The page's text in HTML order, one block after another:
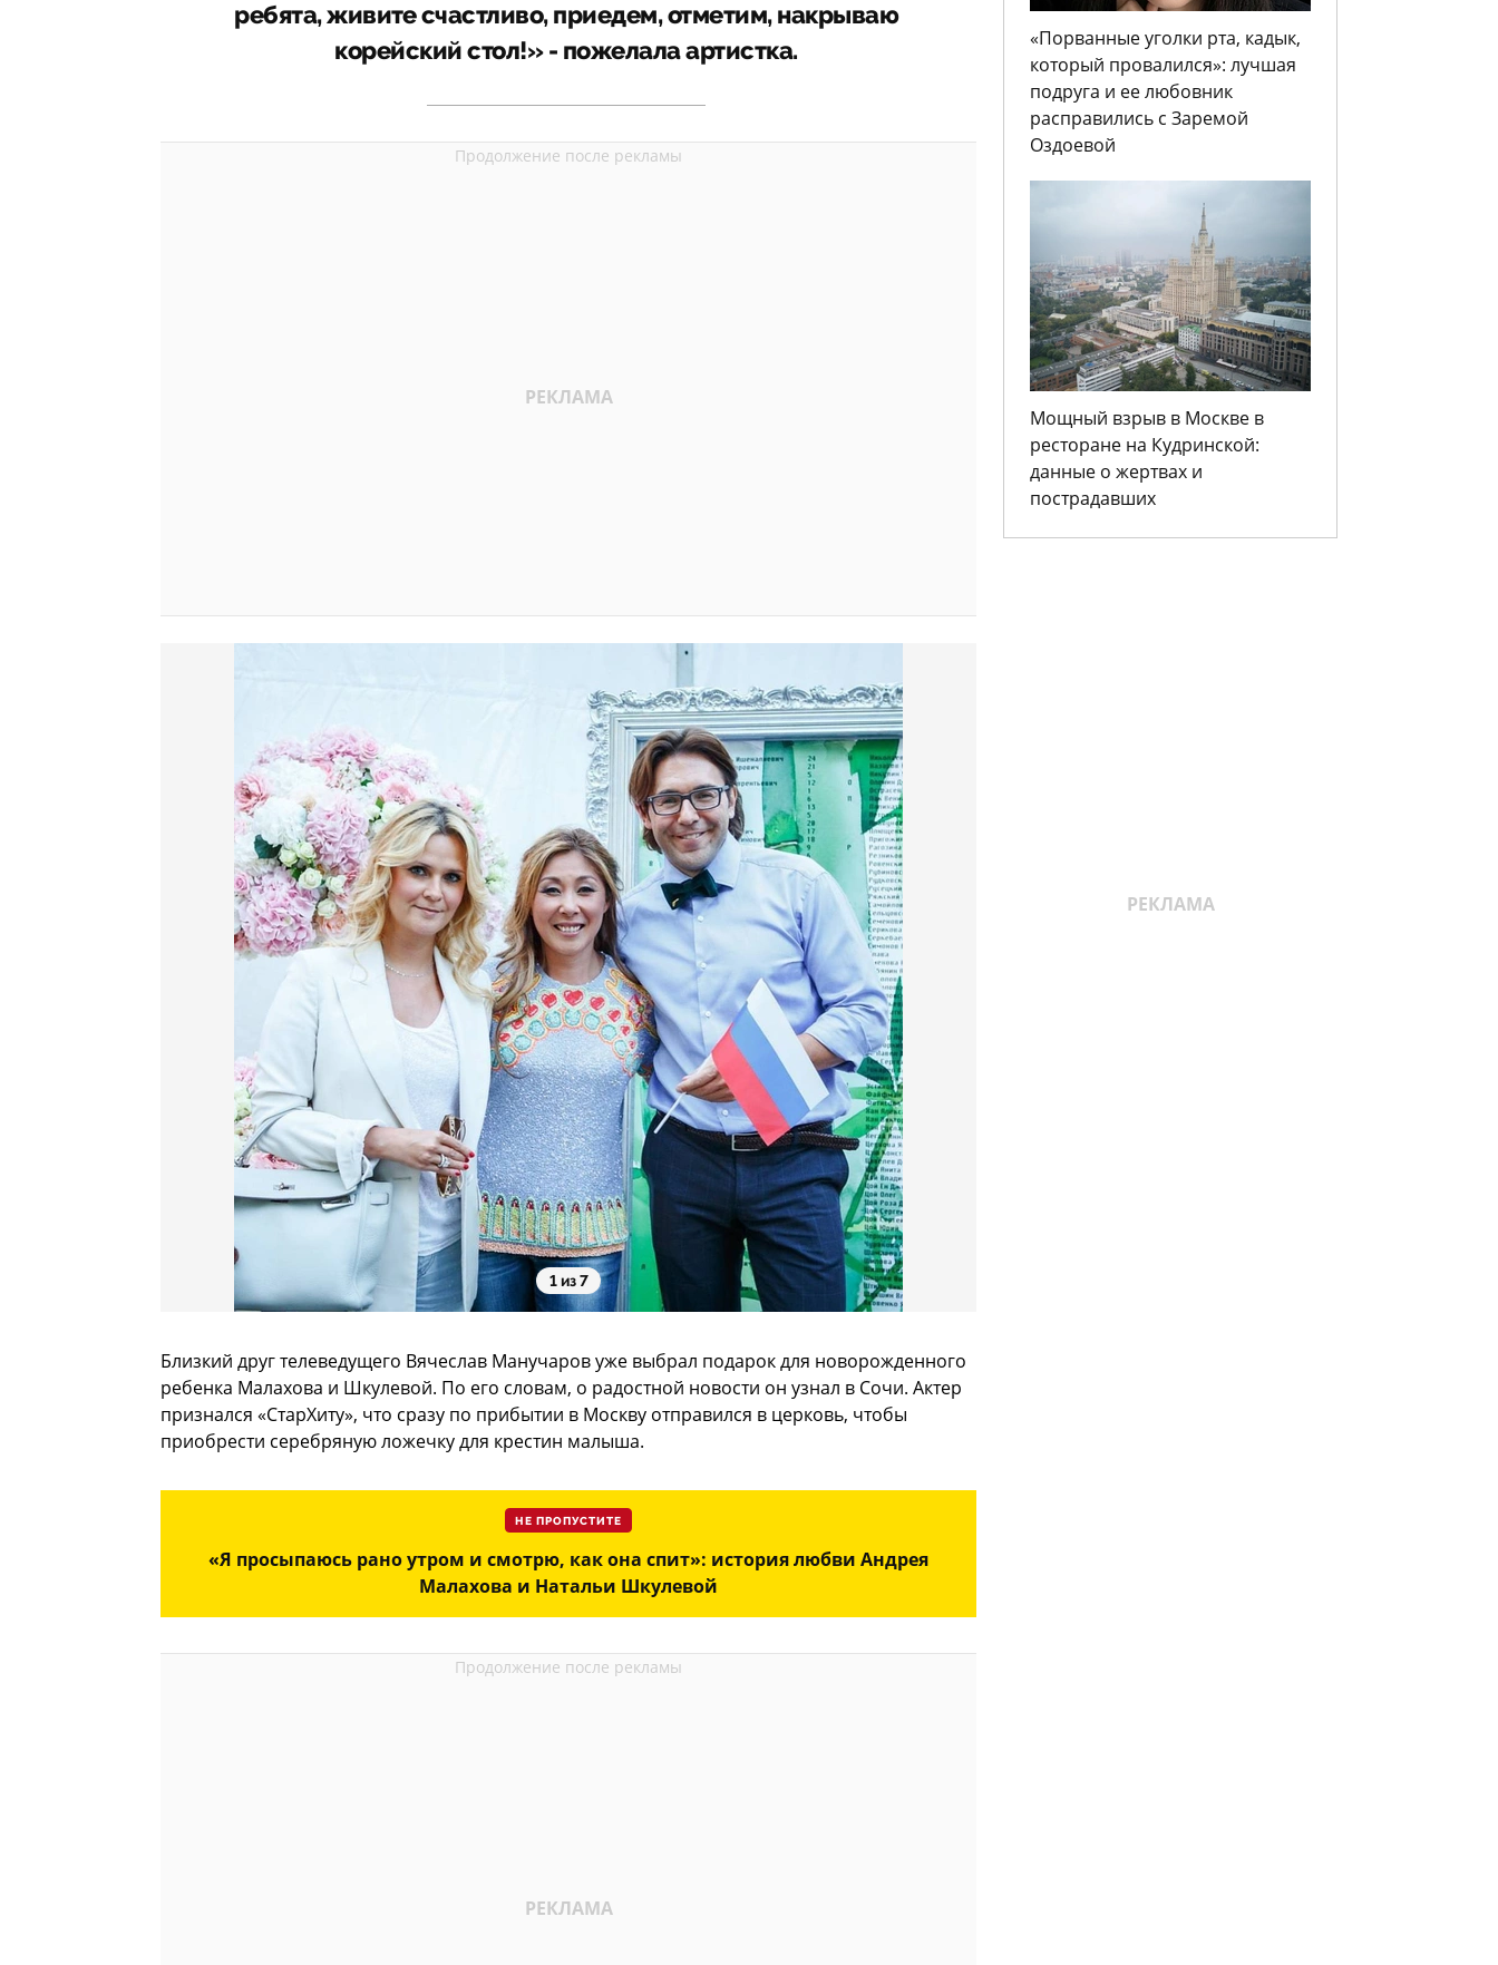
ребята, живите счастливо, приедем, отметим, накрываю
корейский стол!» - пожелала артистка.
1 из 7
Близкий друг телеведущего Вячеслав Манучаров уже выбрал подарок для новорожденного
ребенка Малахова и Шкулевой. По его словам, о радостной новости он узнал в Сочи. Актер
признался «СтарХиту», что сразу по прибытии в Москву отправился в церковь, чтобы
приобрести серебряную ложечку для крестин малыша.
НЕ ПРОПУСТИТЕ
«Я просыпаюсь рано утром и смотрю, как она спит»: история любви Андрея
Малахова и Натальи Шкулевой
«Порванные уголки рта, кадык,
который провалился»: лучшая
подруга и ее любовник
расправились с Заремой
Оздоевой
Мощный взрыв в Москве в
ресторане на Кудринской:
данные о жертвах и
пострадавших